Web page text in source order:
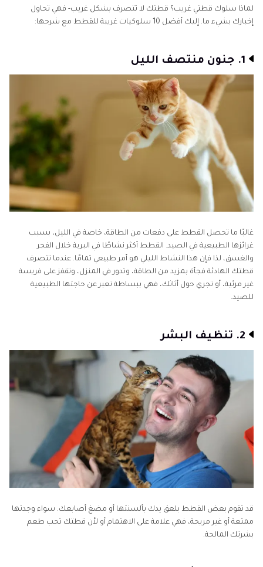
الجزء 4: حقائق ممتعة: معلومات مذهلة عن القطط
لماذا سلوك قطتي غريب؟ قطتك لا تتصرف بشكل غريب- فهي تحاول
إخبارك بشيء ما. إليك أفضل 10 سلوكيات غريبة للقطط مع شرحها:
1. جنون منتصف الليل
غالبًا ما تحصل القطط على دفعات من الطاقة، خاصة في الليل، بسبب
غرائزها الطبيعية في الصيد. القطط أكثر نشاطًا في البرية خلال الفجر
والغسق، لذا فإن هذا النشاط الليلي هو أمر طبيعي تمامًا. عندما تتصرف
قطتك الهادئة فجأة بمزيد من الطاقة، وتدور في المنزل، وتقفز على فريسة
غير مرئية، أو تجري حول أثاثك، فهي ببساطة تعبر عن حاجتها الطبيعية
للصيد.
2. تنظيف البشر
قد تقوم بعض القطط بلعق يدك بألسنتها أو مضغ أصابعك. سواء وجدتها
ممتعة أو غير مريحة، فهي علامة على الاهتمام أو لأن قطتك تحب طعم
بشرتك المالحة.